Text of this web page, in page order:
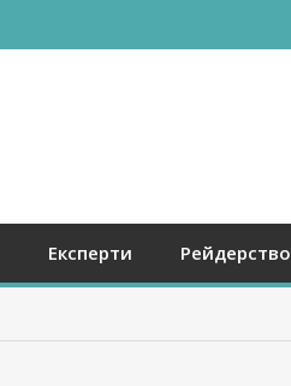
Експерти Рейдерство